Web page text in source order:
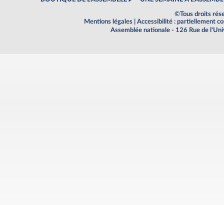
©Tous droits
Mentions légales
Accessibilité : partiellement
Assemblée nationale - 126 Rue de